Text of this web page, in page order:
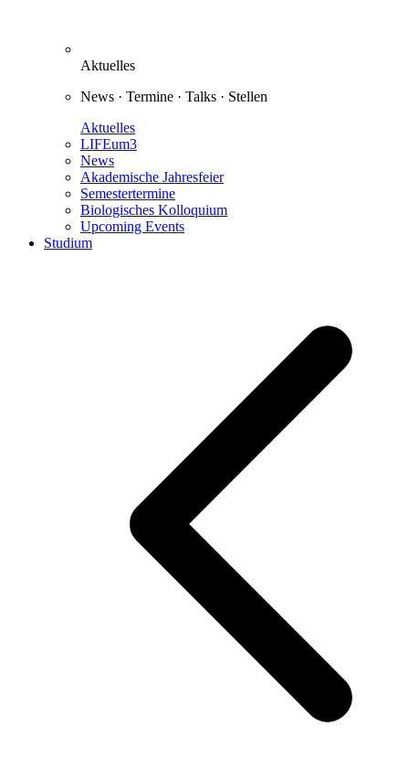
Aktuelles
News · Termine · Talks · Stellen
Aktuelles
LIFEum3
News
Akademische Jahresfeier
Semestertermine
Biologisches Kolloquium
Upcoming Events
Studium